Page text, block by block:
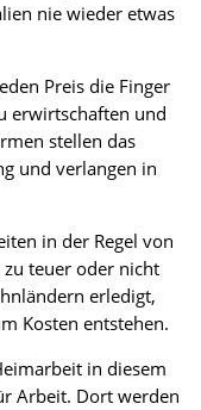
nie wieder etwas
Preis die Finger
erwirtschaften und
stellen das
und verlangen in
in der Regel von
teuer oder nicht
erledigt,
Kosten entstehen.
in diesem
Arbeit. Dort werden